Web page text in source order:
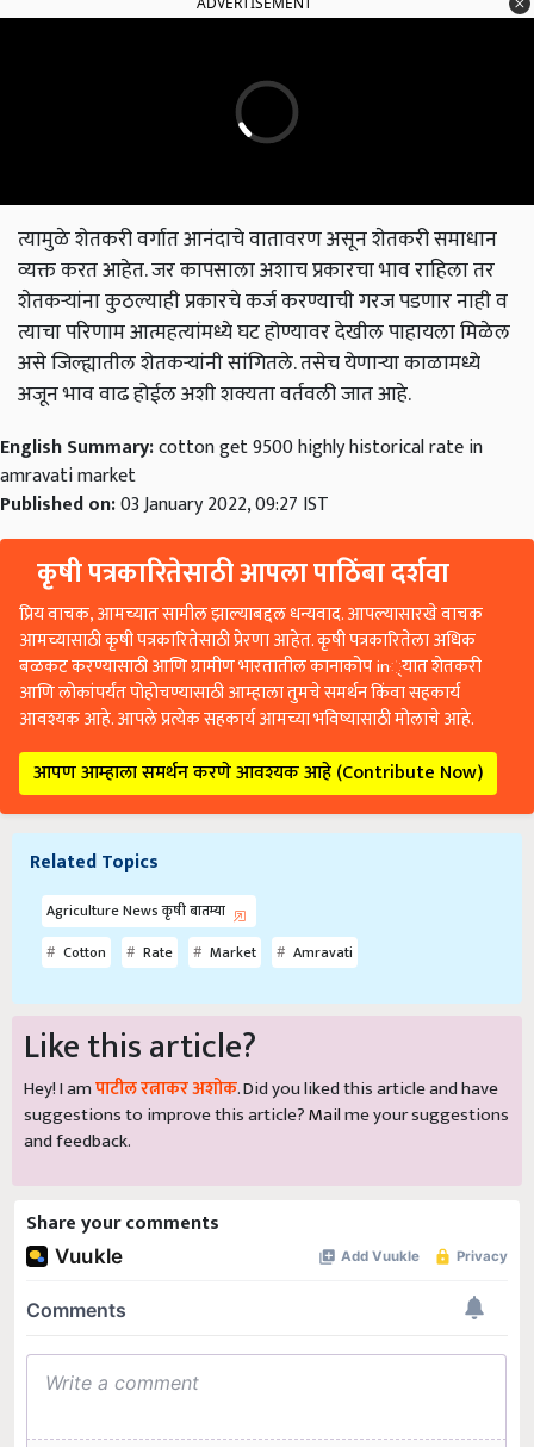
त्यामुळे शेतकरी वर्गात आनंदाचे वातावरण असून शेतकरी समाधान
व्यक्त करत आहेत. जर कापसाला अशाच प्रकारचा भाव राहिला तर
शेतकऱ्यांना कुठल्याही प्रकारचे कर्ज करण्याची गरज पडणार नाही व
त्याचा परिणाम आत्महत्यांमध्ये घट होण्यावर देखील पाहायला मिळेल
असे जिल्ह्यातील शेतकऱ्यांनी सांगितले. तसेच येणाऱ्या काळामध्ये
अजून भाव वाढ होईल अशी शक्यता वर्तवली जात आहे.
amravati market
Published on:03 January 2022, 09:27 IST
कृषी पत्रकारितेसाठी आपला पाठिंबा दर्शवा
प्रिय वाचक, आमच्यात सामील झाल्याबद्दल धन्यवाद. आपल्यासारखे वाचक
आमच्यासाठी कृषी पत्रकारितेसाठी प्रेरणा आहेत. कृषी पत्रकारितेला अधिक
बळकट करण्यासाठी आणि ग्रामीण भारतातील कानाकोप in्यात शेतकरी
आणि लोकांपर्यंत पोहोचण्यासाठी आम्हाला तुमचे समर्थन किंवा सहकार्य
आवश्यक आहे. आपले प्रत्येक सहकार्य आमच्या भविष्यासाठी मोलाचे आहे.
आपण आम्हाला समर्थन करणे आवश्यक आहे (Contribute Now)
Cotton
Rate Market
Like this article?
Hey! I amपाटील रत्नाकर अशोक. Did you liked this article and have
suggestions to improve this article?Mailme your suggestions
and feedback.